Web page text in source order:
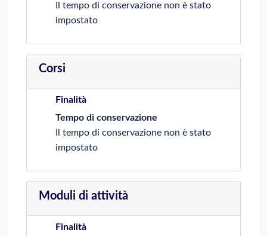
Il tempo di conservazione non è stato
impostato
Corsi
Finalità
Tempo di conservazione
Il tempo di conservazione non è stato
impostato
Moduli di attività
Finalità